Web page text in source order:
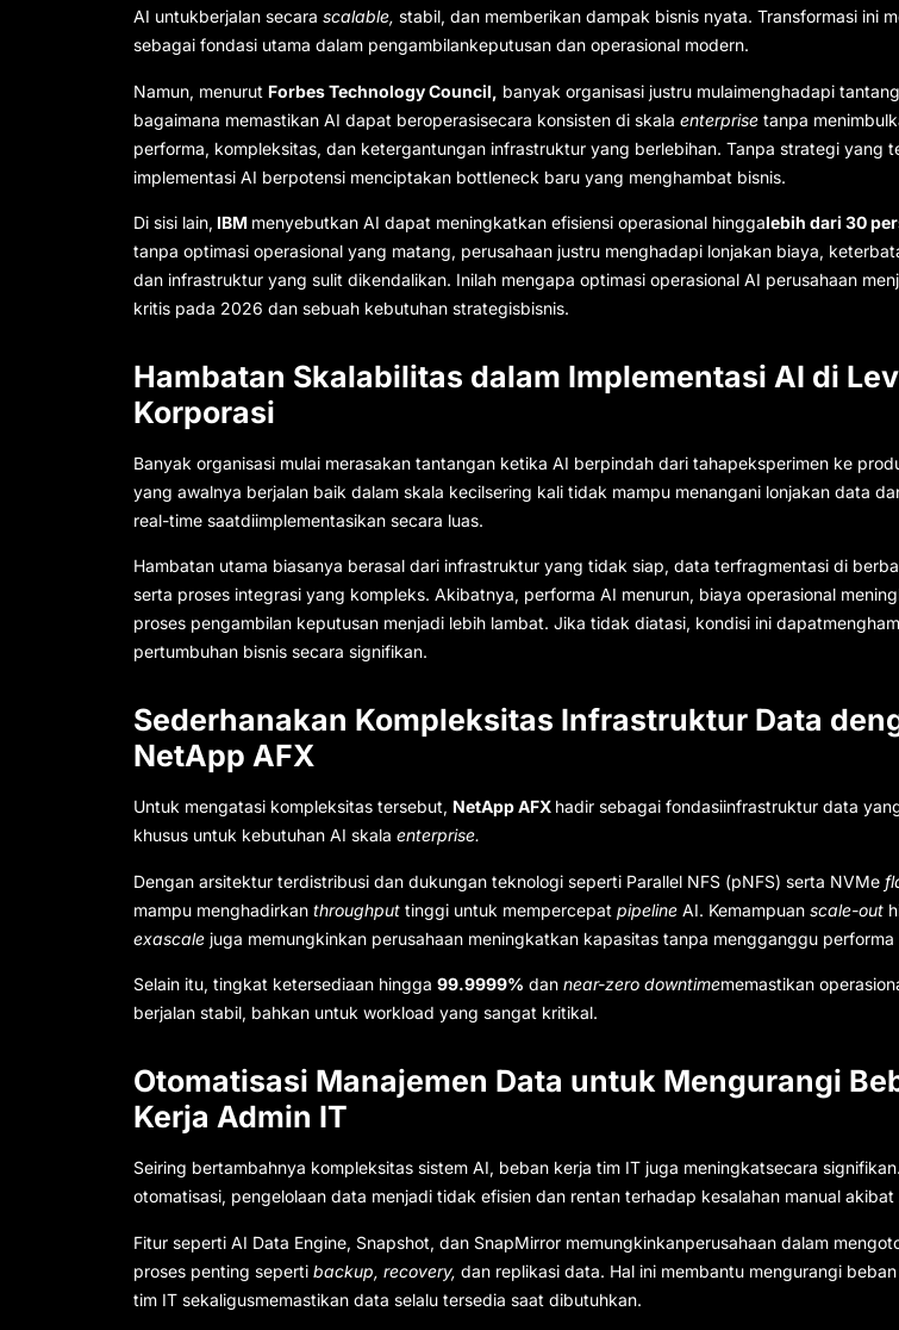
AI untukberjalan secara scalable, stabil, dan memberikan dampak bisnis nyata. Transformasi ini
sebagai fondasi utama dalam pengambilankeputusan dan operasional modern.
Namun, menurut Forbes Technology Council, banyak organisasi justru mulaimenghadapi
bagaimana memastikan AI dapat beroperasisecara konsisten di skala enterprise tanpa
performa, kompleksitas, dan ketergantungan infrastruktur yang berlebihan. Tanpa strategi yang
implementasi AI berpotensi menciptakan bottleneck baru yang menghambat bisnis.
Di sisi lain, IBM menyebutkan AI dapat meningkatkan efisiensi operasional hinggalebih dari 30
tanpa optimasi operasional yang matang, perusahaan justru menghadapi lonjakan biaya,
dan infrastruktur yang sulit dikendalikan. Inilah mengapa optimasi operasional AI perusahaan
kritis pada 2026 dan sebuah kebutuhan strategisbisnis.
Hambatan Skalabilitas dalam Implementasi AI di
Korporasi
Banyak organisasi mulai merasakan tantangan ketika AI berpindah dari tahapeksperimen ke
yang awalnya berjalan baik dalam skala kecilsering kali tidak mampu menangani lonjakan data
real-time saatdiimplementasikan secara luas.
Hambatan utama biasanya berasal dari infrastruktur yang tidak siap, data terfragmentasi di
serta proses integrasi yang kompleks. Akibatnya, performa AI menurun, biaya operasional
proses pengambilan keputusan menjadi lebih lambat. Jika tidak diatasi, kondisi ini
pertumbuhan bisnis secara signifikan.
Sederhanakan Kompleksitas Infrastruktur Data
NetApp AFX
Untuk mengatasi kompleksitas tersebut, NetApp AFX hadir sebagai fondasiinfrastruktur data
khusus untuk kebutuhan AI skala enterprise.
Dengan arsitektur terdistribusi dan dukungan teknologi seperti Parallel NFS (pNFS) serta NVMe
mampu menghadirkan throughput tinggi untuk mempercepat pipeline AI. Kemampuan scale-out
exascale juga memungkinkan perusahaan meningkatkan kapasitas tanpa mengganggu performa
Selain itu, tingkat ketersediaan hingga 99.9999% dan near-zero downtimememastikan
berjalan stabil, bahkan untuk workload yang sangat kritikal.
Otomatisasi Manajemen Data untuk Mengurangi
Kerja Admin IT
Seiring bertambahnya kompleksitas sistem AI, beban kerja tim IT juga meningkatsecara
otomatisasi, pengelolaan data menjadi tidak efisien dan rentan terhadap kesalahan manual akibat
Fitur seperti AI Data Engine, Snapshot, dan SnapMirror memungkinkanperusahaan dalam
proses penting seperti backup, recovery, dan replikasi data. Hal ini membantu mengurangi
tim IT sekaligusmemastikan data selalu tersedia saat dibutuhkan.